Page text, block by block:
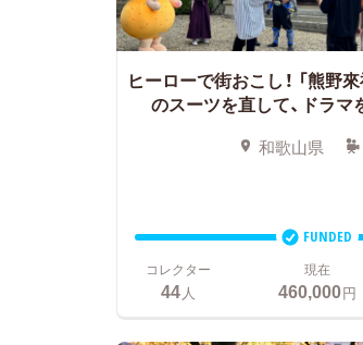
ヒーローで街おこし！ 「熊野
のスーツを直して、ドラマ
和歌山県
FUNDED
コレクター
44人
現在
460,000円